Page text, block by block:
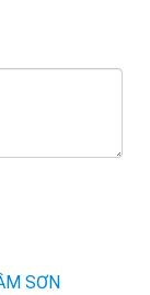
SƠN